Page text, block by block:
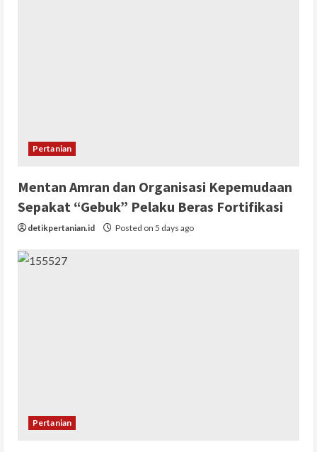
Pertanian
Mentan Amran dan Organisasi Kepemudaan
Sepakat “Gebuk” Pelaku Beras Fortifikasi
detikpertanian.id Posted on 5 days ago
Pertanian